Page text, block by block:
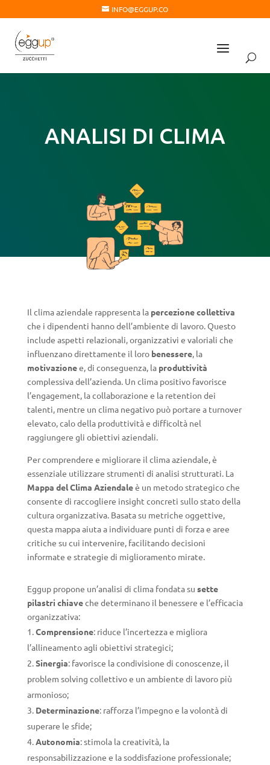
INFO@EGGUP.CO
ANALISI DI CLIMA
Il clima aziendale rappresenta la percezione collettiva
che i dipendenti hanno dell’ambiente di lavoro. Questo
include aspetti relazionali, organizzativi e valoriali che
influenzano direttamente il loro benessere, la
motivazionee, di conseguenza, la produttività
complessiva dell’azienda. Un clima positivo favorisce
l’engagement, la collaborazione e la retention dei
talenti, mentre un clima negativo può portare a turnover
elevato, calo della produttività e difficoltà nel
raggiungere gli obiettivi aziendali.
Per comprendere e migliorare il clima aziendale, è
essenziale utilizzare strumenti di analisi strutturati. La
Mappa del Clima Aziendaleè un metodo strategico che
consente di raccogliere insight concreti sullo stato della
cultura organizzativa. Basata su metriche oggettive,
questa mappa aiuta a individuare punti di forza e aree
critiche su cui intervenire, facilitando decisioni
informate e strategie di miglioramento mirate.
Eggup propone un’analisi di clima fondata su sette
pilastri chiaveche determinano il benessere e l’efficacia
organizzativa:
Comprensione: riduce l’incertezza e migliora
l’allineamento agli obiettivi strategici;
Sinergia: favorisce la condivisione di conoscenze, il
problem solving collettivo e un ambiente di lavoro più
armonioso;
Determinazione: rafforza l’impegno e la volontà di
superare le sfide;
Autonomia: stimola la creatività, la
responsabilizzazione e la soddisfazione professionale;